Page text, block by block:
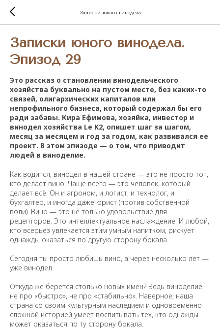
Записки юного винодела
Записки юного винодела.
Эпизод 29
Это рассказ о становлении винодельческого
хозяйства буквально на пустом месте, без каких-то
связей, олигархических капиталов или
непрофильного бизнеса, который содержал бы его
ради забавы. Кира Ефимова, хозяйка, инвестор и
винодел хозяйства Le K2, опишет шаг за шагом,
месяц за месяцем и год за годом, как развивался ее
проект. В этом эпизоде — о том, что приводит
людей в виноделие.
Как водится, винодел в нашей стране — это не просто тот,
кто делает вино. Чаще всего — это человек, который
делает всё. Он и агроном, и логист, и технолог, и
бухгалтер, и иногда даже юрист (против собственной
воли). Вино — это не только удовольствие для
рецепторов. Это интеллектуальное наслаждение. И любой,
кто всерьез увлекается этим умным напитком, рискует
однажды оказаться по другую сторону бокала.
Сегодня ты просто любишь вино, а через несколько лет —
уже винодел.
Откуда же берется столько новых имен? Ведь виноделие
не про «быстро», не про «стабильно». Наверное, наша
страна со своим культурным наследием и одновременно
сложной историей умеет воспитывать тех, кто однажды
может оказаться по ту сторону бокала.